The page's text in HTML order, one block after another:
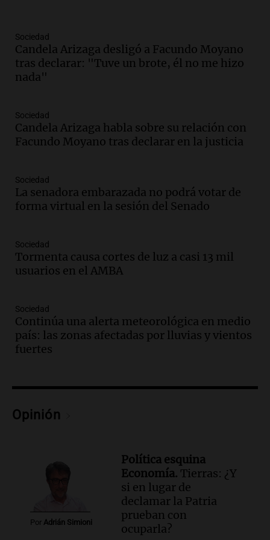
del incendio forestal en Villa Yacanto
Ahora país
Episodios
Audio.
detuvieron a su esposo
Ahora país
Episodios
para 2027
Panorama Federal
Episodios
del paso internacional por intenso
temporal de nieve en la alta montaña
Panorama Federal
busca esclarecer el estado de edificios en
la ciudad tras la tragedia
Panorama Federal
Episodios
Miguel de Tucumán pide informe tras
Panorama Federal
arrestar y agredir a una niña de 13 años
Panorama Federal
Audio.Fuertes vientos afectan a Tafí del
Valle con ráfagas de hasta 90 km/h y
Sociedad
Candela Arizaga desligó a Facundo Moyano
tras declarar: "Tuve un brote, él no me hizo
nada"
Sociedad
Candela Arizaga habla sobre su relación con
Facundo Moyano tras declarar en la justicia
Sociedad
La senadora embarazada no podrá votar de
forma virtual en la sesión del Senado
Sociedad
Tormenta causa cortes de luz a casi 13 mil
usuarios en el AMBA
Sociedad
Continúa una alerta meteorológica en medio
país: las zonas afectadas por lluvias y vientos
fuertes
Opinión
Por Adrián Simioni
Política esquina
Economía. Tierras: ¿Y
si en lugar de
declamar la Patria
prueban con
ocuparla?